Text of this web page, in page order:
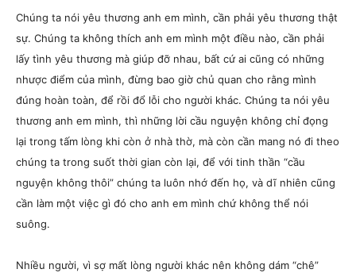
Chúng ta nói yêu thương anh em mình, cần phải yêu thương thật
sự. Chúng ta không thích anh em mình một điều nào, cần phải
lấy tình yêu thương mà giúp đỡ nhau, bất cứ ai cũng có những
nhược điểm của mình, đừng bao giờ chủ quan cho rằng mình
đúng hoàn toàn, để rồi đổ lỗi cho người khác. Chúng ta nói yêu
thương anh em mình, thì những lời cầu nguyện không chỉ đọng
lại trong tấm lòng khi còn ở nhà thờ, mà còn cần mang nó đi theo
chúng ta trong suốt thời gian còn lại, để với tinh thần “cầu
nguyện không thôi” chúng ta luôn nhớ đến họ, và dĩ nhiên cũng
cần làm một việc gì đó cho anh em mình chứ không thể nói
suông.
Nhiều người, vì sợ mất lòng người khác nên không dám “chê”